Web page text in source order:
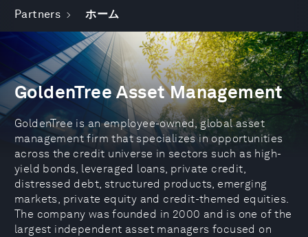
Partners ホーム
GoldenTree Asset Management
GoldenTree is an employee-owned, global asset
management firm that specializes in opportunities
across the credit universe in sectors such as high-
yield bonds, leveraged loans, private credit,
distressed debt, structured products, emerging
markets, private equity and credit-themed equities.
The company was founded in 2000 and is one of the
largest independent asset managers focused on